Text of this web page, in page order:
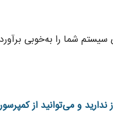
سیستم شما را به‌خوبی
و می‌توانید از